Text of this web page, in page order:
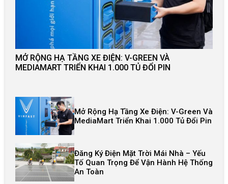
MỞ RỘNG HẠ TẦNG XE ĐIỆN: V-GREEN VÀ
MEDIAMART TRIỂN KHAI 1.000 TỦ ĐỔI PIN
Mở Rộng Hạ Tầng Xe Điện: V-Green Và
MediaMart Triển Khai 1.000 Tủ Đổi Pin
Đăng Ký Điện Mặt Trời Mái Nhà – Yếu
Tố Quan Trọng Để Vận Hành Hệ Thống
An Toàn